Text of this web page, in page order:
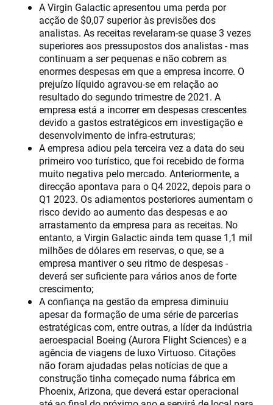
A Virgin Galactic apresentou uma perda por
acção de $0,07 superior às previsões dos
analistas. As receitas revelaram-se quase 3 vezes
superiores aos pressupostos dos analistas - mas
continuam a ser pequenas e não cobrem as
enormes despesas em que a empresa incorre. O
prejuízo líquido agravou-se em relação ao
resultado do segundo trimestre de 2021. A
empresa está a incorrer em despesas crescentes
devido a gastos estratégicos em investigação e
desenvolvimento de infra-estruturas;
A empresa adiou pela terceira vez a data do seu
primeiro voo turístico, que foi recebido de forma
muito negativa pelo mercado. Anteriormente, a
direcção apontava para o Q4 2022, depois para o
Q1 2023. Os adiamentos posteriores aumentam o
risco devido ao aumento das despesas e ao
arrastamento da empresa para as receitas. No
entanto, a Virgin Galactic ainda tem quase 1,1 mil
milhões de dólares em reservas, o que, se a
empresa mantiver o seu ritmo de despesas -
deverá ser suficiente para vários anos de forte
crescimento;
A confiança na gestão da empresa diminuiu
apesar da formação de uma série de parcerias
estratégicas com, entre outras, a líder da indústria
aeroespacial Boeing (Aurora Flight Sciences) e a
agência de viagens de luxo Virtuoso. Citações
não foram ajudadas pelas notícias de que a
construção tinha começado numa fábrica em
Phoenix, Arizona, que deverá estar operacional